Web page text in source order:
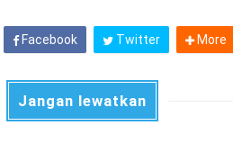
Facebook Twitter More
Jangan lewatkan